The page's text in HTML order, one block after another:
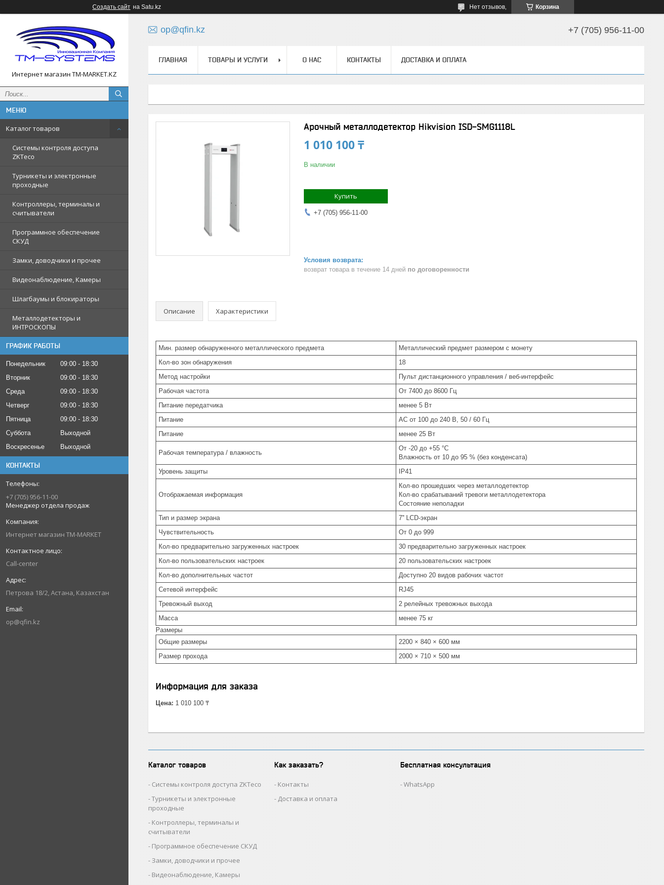
Создать сайт на Satu.kz Корзина
Нет отзывов,
Интернет магазин TM-MARKET.KZ
Каталог товаров
Cистемы контроля доступа
ZKTeco
Турникеты и электронные
проходные
Контроллеры, терминалы и
считыватели
Программное обеспечение
СКУД
Замки, доводчики и прочее
Видеонаблюдение, Камеры
Шлагбаумы и блокираторы
Металлодетекторы и
ИНТРОСКОПЫ
ГРАФИК РАБОТЫ
Понедельник 09:00
18:30
Вторник
09:00
18:30
Среда
09:00
18:30
Четверг
09:00
18:30
Пятница
09:00
18:30
Суббота
Выходной
Воскресенье
Выходной
КОНТАКТЫ
+7 (705) 956-11-00
Менеджер отдела продаж
Интернет магазин TM-MARKET
Call-center
Петрова 18/2, Астана, Казахстан
op@qfin.kz
op@qfin.kz +7 (705) 956-11-00
ГЛАВНАЯ ТОВАРЫ И УСЛУГИ О НАС КОНТАКТЫ ДОСТАВКА И ОПЛАТА
Арочный металлодетектор Hikvision ISD-SMG1118L
1 010 100 ₸
В наличии
Купить
+7 (705) 956-11-00
возврат товара в течение 14 дней по договоренности
Описание Характеристики
Мин. размер обнаруженного металлического предмета
Металлический предмет размером с монету
Кол-во зон обнаружения
18
Метод настройки
Пульт дистанционного управления / веб-интерфейс
Рабочая частота
От 7400 до 8600 Гц
Питание передатчика
менее 5 Вт
Питание
AC от 100 до 240 В, 50 / 60 Гц
Питание
менее 25 Вт
Рабочая температура / влажность
От -20 до +55 °C
Влажность от 10 до 95 % (без конденсата)
Уровень защиты
IP41
Отображаемая информация
Кол-во прошедших через металлодетектор
Кол-во срабатываний тревоги металлодетектора
Состояние неполадки
Тип и размер экрана
7'' LCD-экран
Чувствительность
От 0 до 999
Кол-во предварительно загруженных настроек
30 предварительно загруженных настроек
Кол-во пользовательских настроек
20 пользовательских настроек
Кол-во дополнительных частот
Доступно 20 видов рабочих частот
Сетевой интерфейс
RJ45
Тревожный выход
2 релейных тревожных выхода
Масса
менее 75 кг
Размеры
Общие размеры
2200 × 840 × 600 мм
Размер прохода
2000 × 710 × 500 мм
Информация для заказа
Цена: 1 010 100 ₸
Каталог товаров
Cистемы контроля доступа ZKTeco
Турникеты и электронные
проходные
Контроллеры, терминалы и
считыватели
Программное обеспечение СКУД
Замки, доводчики и прочее
Видеонаблюдение, Камеры
Как заказать?
Контакты
Доставка и оплата
Бесплатная консультация
WhatsApp